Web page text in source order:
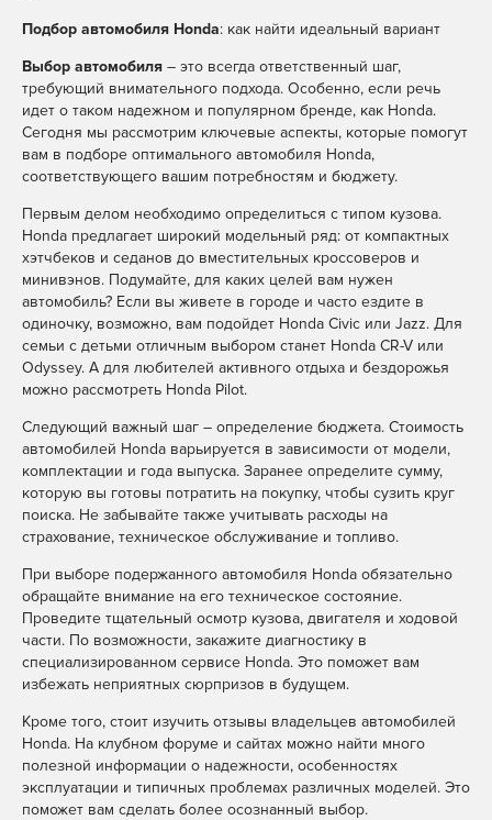
Подбор автомобиля Honda: как найти идеальный вариант
Выбор автомобиля – это всегда ответственный шаг,
требующий внимательного подхода. Особенно, если речь
идет о таком надежном и популярном бренде, как Honda.
Сегодня мы рассмотрим ключевые аспекты, которые помогут
вам в подборе оптимального автомобиля Honda,
соответствующего вашим потребностям и бюджету.
Первым делом необходимо определиться с типом кузова.
Honda предлагает широкий модельный ряд: от компактных
хэтчбеков и седанов до вместительных кроссоверов и
минивэнов. Подумайте, для каких целей вам нужен
автомобиль? Если вы живете в городе и часто ездите в
одиночку, возможно, вам подойдет Honda Civic или Jazz. Для
семьи с детьми отличным выбором станет Honda CR-V или
Odyssey. А для любителей активного отдыха и бездорожья
можно рассмотреть Honda Pilot.
Следующий важный шаг – определение бюджета. Стоимость
автомобилей Honda варьируется в зависимости от модели,
комплектации и года выпуска. Заранее определите сумму,
которую вы готовы потратить на покупку, чтобы сузить круг
поиска. Не забывайте также учитывать расходы на
страхование, техническое обслуживание и топливо.
При выборе подержанного автомобиля Honda обязательно
обращайте внимание на его техническое состояние.
Проведите тщательный осмотр кузова, двигателя и ходовой
части. По возможности, закажите диагностику в
специализированном сервисе Honda. Это поможет вам
избежать неприятных сюрпризов в будущем.
Кроме того, стоит изучить отзывы владельцев автомобилей
Honda. На клубном форуме и сайтах можно найти много
полезной информации о надежности, особенностях
эксплуатации и типичных проблемах различных моделей. Это
поможет вам сделать более осознанный выбор.